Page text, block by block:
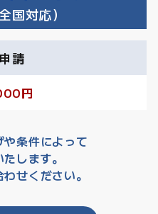
国対応）
請
円
条件によって
します。
せください。